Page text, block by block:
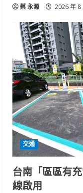
蔡 永源 2026 年 8
交通
台南「區區有
線啟用